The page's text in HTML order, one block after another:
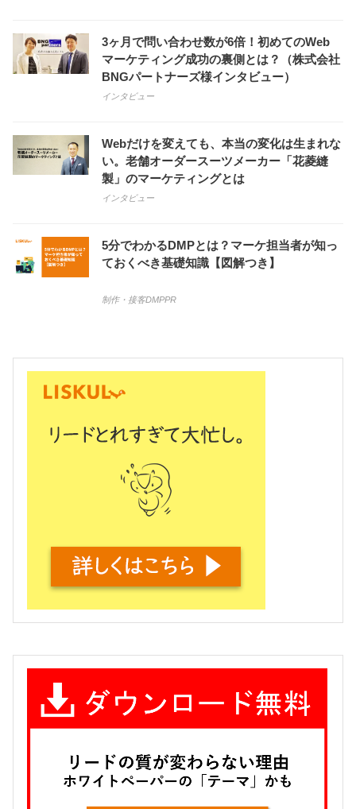
3ヶ月で問い合わせ数が6倍！初めてのWeb
マーケティング成功の裏側とは？（株式会社
BNGパートナーズ様インタビュー）
インタビュー
Webだけを変えても、本当の変化は生まれな
い。老舗オーダースーツメーカー「花菱縫
製」のマーケティングとは
インタビュー
5分でわかるDMPとは？マーケ担当者が知っ
ておくべき基礎知識【図解つき】
制作・接客DMPPR